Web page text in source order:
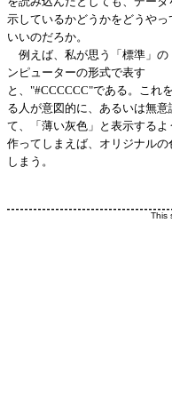
示しているかどうかをどうやっ
いいのだろか。
例えば、私が思う「標準」の
ンピューターの形式で表す
と、"#CCCCCC"である。これ
る人が意図的に、あるいは無意
て、「薄い灰色」と表示するよ
作ってしまえば、オリジナルの
しまう。
This